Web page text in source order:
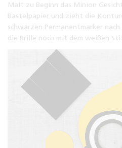
Malt zu Beginn das Minion
Bastelpapier und zieht die
schwarzen Permanentmarker
die Brille noch mit dem weißen